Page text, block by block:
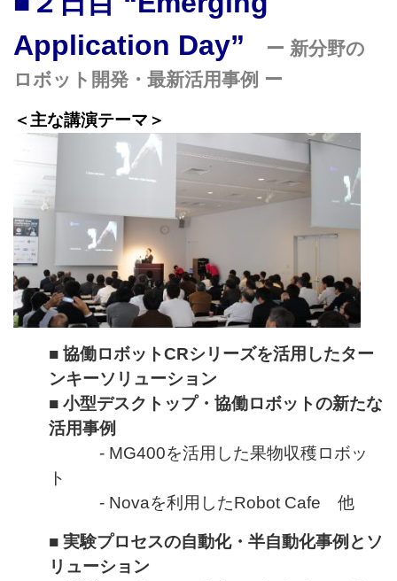
Application Day”
ー 新分野の
ロボット開発・最新活用事例 ー
＜主な講演テーマ＞
■ 協働ロボットCRシリーズを活用したター
ンキーソリューション
■ 小型デスクトップ・協働ロボットの新たな
活用事例
- MG400を活用した果物収穫ロボッ
ト
- Novaを利用したRobot Cafe 他
■ 実験プロセスの自動化・半自動化事例とソ
リューション